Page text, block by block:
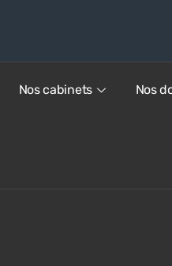
Nos cabinets Nos